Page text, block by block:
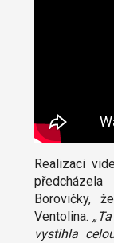
Realizaci
Borovičky,
Ventolina.
vystihla